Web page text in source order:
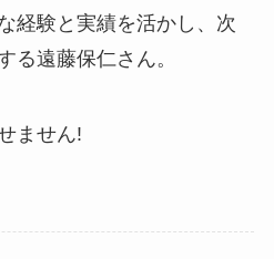
経験と実績を活かし、次
る遠藤保仁さん。
ません!